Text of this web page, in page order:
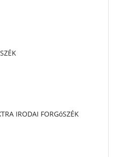
IRODAI FORGóSZÉK